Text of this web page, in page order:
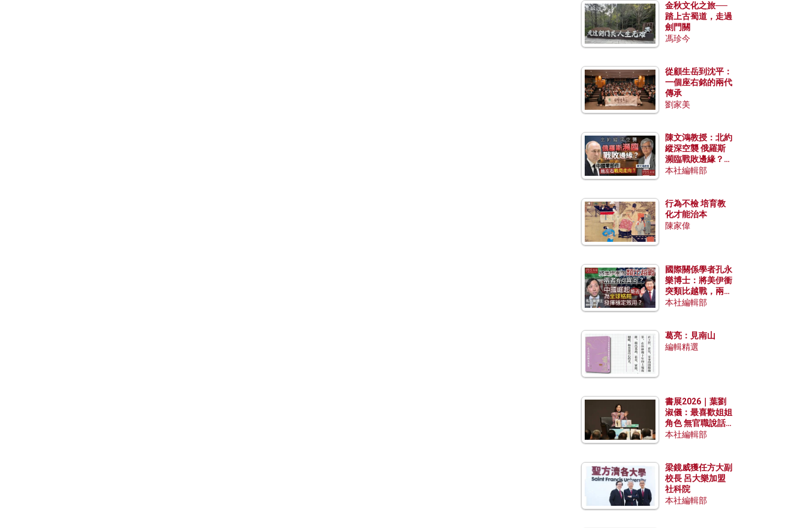
金秋文化之旅──
踏上古蜀道，走過
劍門關
馮珍今
從顧生岳到沈平：
一個座右銘的兩代
傳承
劉家美
陳文鴻教授：北約
縱深空襲 俄羅斯
瀕臨戰敗邊緣？中
國零部件能左右戰
本社編輯部
行為不檢 培育教
化才能治本
陳家偉
國際關係學者孔永
樂博士：將美伊衝
突類比越戰，兩者
有何異同？中國崛
本社編輯部
葛亮：見南山
編輯精選
書展2026｜葉劉
淑儀：最喜歡姐姐
角色 無官職說話
包袱少
本社編輯部
梁鏡威獲任方大副
校長 呂大樂加盟
社科院
本社編輯部